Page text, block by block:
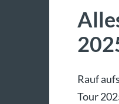
Rauf
Tour